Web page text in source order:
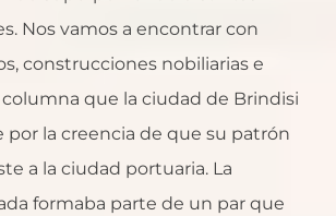
Nos vamos a encontrar con
construcciones nobiliarias e
que la ciudad de Brindisi
por la creencia de que su patrón
a la ciudad portuaria. La
formaba parte de un par que